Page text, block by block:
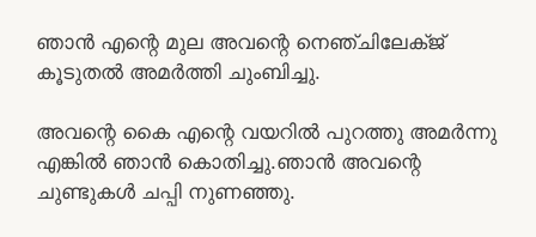
ഞാൻ എന്റെ മുല അവന്റെ നെഞ്ചിലേക്ജ്
കൂടുതൽ അമർത്തി ചുംബിച്ചു.
അവന്റെ കൈ എന്റെ വയറിൽ പുറത്തു അമർന്നു
എങ്കിൽ ഞാൻ കൊതിച്ചു.ഞാൻ അവന്റെ
ചുണ്ടുകൾ ചപ്പി നുണഞ്ഞു.